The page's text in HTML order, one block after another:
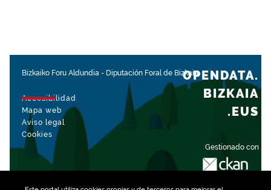
Bizkaiko Foru Aldundia - Diputación Foral de Bizkaia
Accesibilidad
Mapa web
Aviso legal
Cookies
Gestionado con
OPENDATA.
BIZKAIA
.EUS